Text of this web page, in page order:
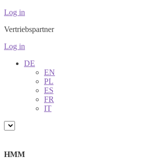
Log in
Vertriebspartner
Log in
DE
EN
PL
ES
FR
IT
HMM